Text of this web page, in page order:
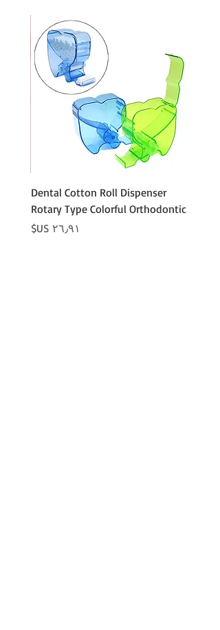
Dental Cotton Roll Dispenser
Rotary Type Colorful Orthodontic
السعر